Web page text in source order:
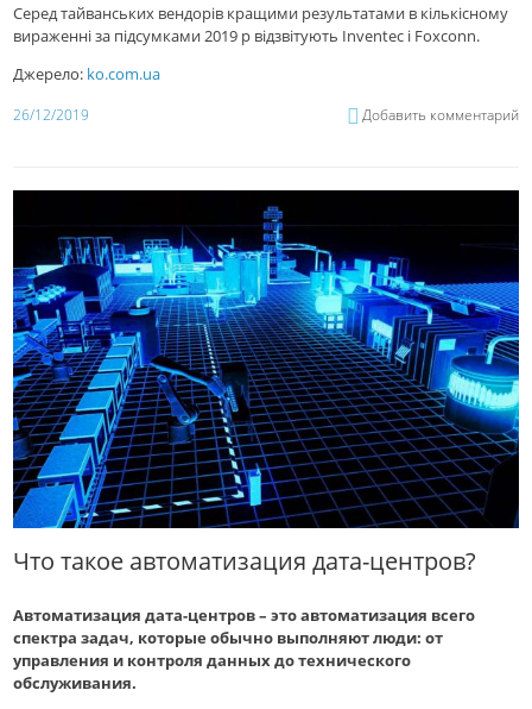
Серед тайванських вендорів кращими результатами в кількісному
вираженні за підсумками 2019 р відзвітують Inventec і Foxconn.
Джерело: ko.com.ua
26/12/2019 Добавить комментарий
Что такое автоматизация дата-центров?
Автоматизация дата-центров – это автоматизация всего
спектра задач, которые обычно выполняют люди: от
управления и контроля данных до технического
обслуживания.